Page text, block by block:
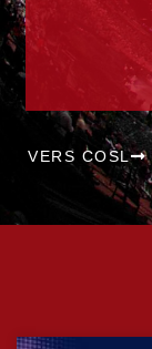
VERS COSL